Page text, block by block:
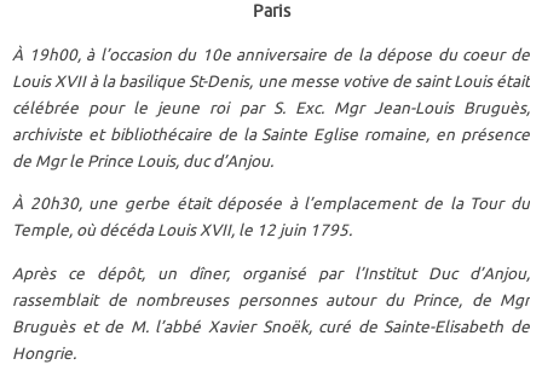
Paris
À 19h00, à l’occasion du 10e anniversaire de la dépose du coeur de
Louis XVII à la basilique St-Denis, une messe votive de saint Louis était
célébrée pour le jeune roi par S. Exc. Mgr Jean-Louis Bruguès,
archiviste et bibliothécaire de la Sainte Eglise romaine, en présence
de Mgr le Prince Louis, duc d’Anjou.
À 20h30, une gerbe était déposée à l’emplacement de la Tour du
Temple, où décéda Louis XVII, le 12 juin 1795.
Après ce dépôt, un dîner, organisé par l’Institut Duc d’Anjou,
rassemblait de nombreuses personnes autour du Prince, de Mgr
Bruguès et de M. l’abbé Xavier Snoëk, curé de Sainte-Elisabeth de
Hongrie.